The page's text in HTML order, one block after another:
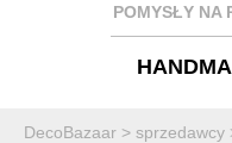
POMYSŁY NA
DecoBazaar > sprzedawcy